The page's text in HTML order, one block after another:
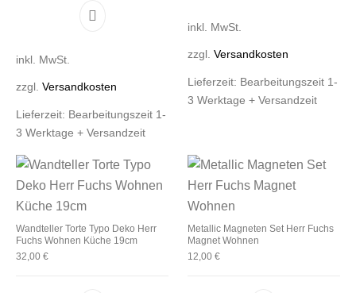
Dieses Produkt weist mehrere Varianten auf.
inkl. MwSt.
zzgl.Versandkosten
Lieferzeit: Bearbeitungszeit 1-
3 Werktage + Versandzeit
inkl. MwSt.
zzgl. Versandkosten
Lieferzeit: Bearbeitungszeit 1-
3 Werktage + Versandzeit
Wandteller Torte Typo Deko Herr
Fuchs Wohnen Küche 19cm
32,00€
Metallic Magneten Set Herr Fuchs
Magnet Wohnen
12,00 €